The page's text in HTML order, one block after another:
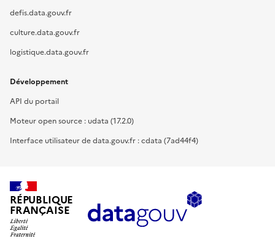
defis.data.gouv.fr
culture.data.gouv.fr
logistique.data.gouv.fr
Développement
API du portail
Moteur open source : udata (17.2.0)
Interface utilisateur de data.gouv.fr : cdata (7ad44f4)
RÉPUBLIQUE
FRANÇAISE